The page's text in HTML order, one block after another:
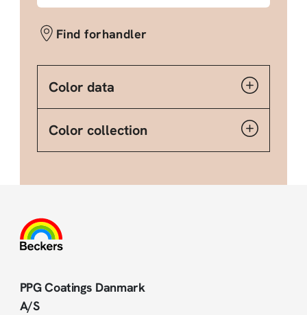
Find forhandler
Color data
Color collection
PPG Coatings Danmark
A/S